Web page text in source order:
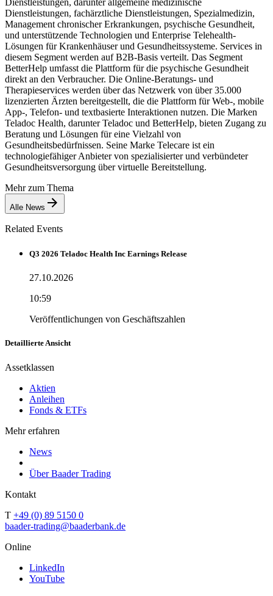
Dienstleistungen, fachärztliche Dienstleistungen, Spezialmedizin,
Management chronischer Erkrankungen, psychische Gesundheit,
und unterstützende Technologien und Enterprise Telehealth-
Lösungen für Krankenhäuser und Gesundheitssysteme. Services in
diesem Segment werden auf B2B-Basis verteilt. Das Segment
BetterHelp umfasst die Plattform für die psychische Gesundheit
direkt an den Verbraucher. Die Online-Beratungs- und
Therapieservices werden über das Netzwerk von über 35.000
lizenzierten Ärzten bereitgestellt, die die Plattform für Web-, mobile
App-, Telefon- und textbasierte Interaktionen nutzen. Die Marken
Teladoc Health, darunter Teladoc und BetterHelp, bieten Zugang zu
Beratung und Lösungen für eine Vielzahl von
Gesundheitsbedürfnissen. Seine Marke Telecare ist ein
technologiefähiger Anbieter von spezialisierter und verbündeter
Gesundheitsversorgung über virtuelle Bereitstellung.
Mehr zum Thema
Alle News
Related Events
Q3 2026 Teladoc Health Inc Earnings Release
27.10.2026
10:59
Veröffentlichungen von Geschäftszahlen
Detaillierte Ansicht
Assetklassen
Aktien
Anleihen
Fonds & ETFs
Mehr erfahren
News
Über Baader Trading
Kontakt
T +49 (0) 89 5150 0
baader-trading@baaderbank.de
Online
LinkedIn
YouTube